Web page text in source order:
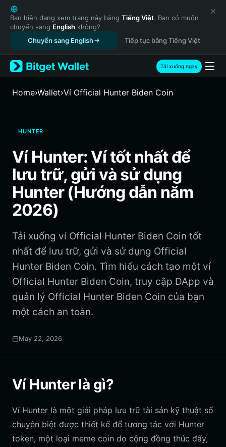
English
日本語
Tiếng Việt
Русский
Español (Latinoamérica)
Türkçe
Français
繁體中文
Bahasa Indonesia
ภาษาไทย
Español
Português (Brasil)
Bạn hiện đang xem trang này bằng Tiếng Việt. Bạn có muốn
chuyển sang English không?
Chuyển sang English
Tiếp tục bằng Tiếng Việt
Tải xuống ngay
Home›Wallet›‌Ví Official Hunter Biden Coin
HUNTER
Ví Hunter: Ví tốt nhất để
lưu trữ, gửi và sử dụng
Hunter (Hướng dẫn năm
2026)
Tải xuống ví Official Hunter Biden Coin tốt
nhất để lưu trữ, gửi và sử dụng Official
Hunter Biden Coin. Tìm hiểu cách tạo một ví
Official Hunter Biden Coin, truy cập DApp và
quản lý Official Hunter Biden Coin của bạn
một cách an toàn.
May 22, 2026
Ví Hunter là gì?
Ví Hunter là một giải pháp lưu trữ tài sản kỹ thuật số
chuyên biệt được thiết kế để tương tác với Hunter
token, một loại meme coin do cộng đồng thúc đẩy,